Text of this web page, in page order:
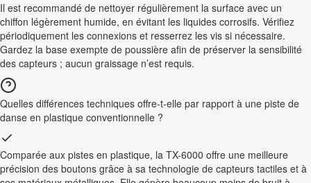
Il est recommandé de nettoyer régulièrement la surface avec un
chiffon légèrement humide, en évitant les liquides corrosifs. Vérifiez
périodiquement les connexions et resserrez les vis si nécessaire.
Gardez la base exempte de poussière afin de préserver la sensibilité
des capteurs ; aucun graissage n’est requis.
Quelles différences techniques offre-t-elle par rapport à une piste de
danse en plastique conventionnelle ?
Comparée aux pistes en plastique, la TX-6000 offre une meilleure
précision des boutons grâce à sa technologie de capteurs tactiles et à